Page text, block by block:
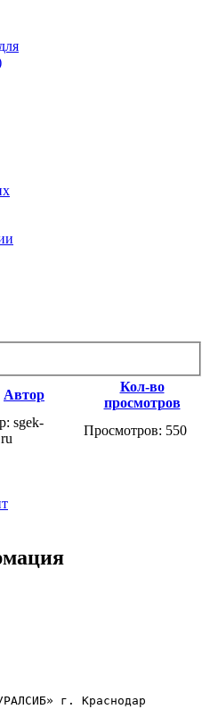
Автор
Кол-во
просмотров
sgek-
Просмотров: 550
г. Краснодар